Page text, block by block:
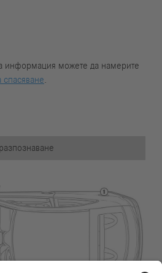
информация можете да намерите
спасяване.